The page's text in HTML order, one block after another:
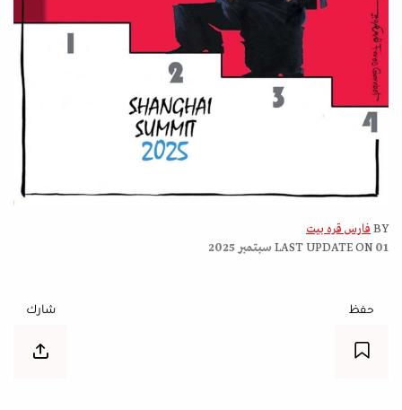
BY فارس قره بيت
LAST UPDATE ON 01 سبتمبر 2025
حفظ شارك